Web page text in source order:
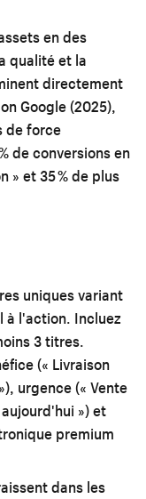
en des
qualité et la
directement
Google (2025),
de force
de conversions en
» et 35 % de plus
uniques variant
à l'action. Incluez
3 titres.
(« Livraison
urgence (« Vente
») et
premium
dans les